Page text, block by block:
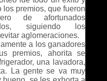
los premios, que fueron
de afortunados
siguiendo los
aglomeraciones.
a los ganadores
premios, ahorita se
una lavadora,
La gente se va muy